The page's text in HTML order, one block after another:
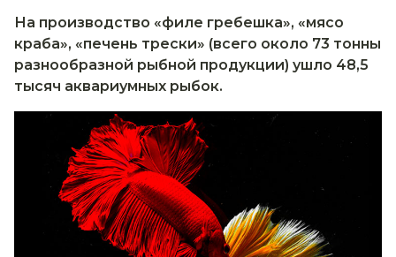
На производство «филе гребешка», «мясо
краба», «печень трески» (всего около 73 тонны
разнообразной рыбной продукции) ушло 48,5
тысяч аквариумных рыбок.